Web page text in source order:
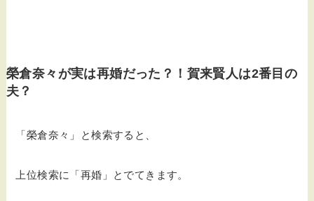
榮倉奈々が実は再婚だった？！賀来賢人は2番目の
夫？
「榮倉奈々」と検索すると、
上位検索に「再婚」とでてきます。